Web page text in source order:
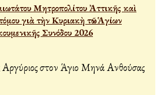
Μητροπολίτου Ἀττικῆς καὶ
γιὰ τὴν Κυριακὴ τῶν Ἁγίων
Συνόδου 2026